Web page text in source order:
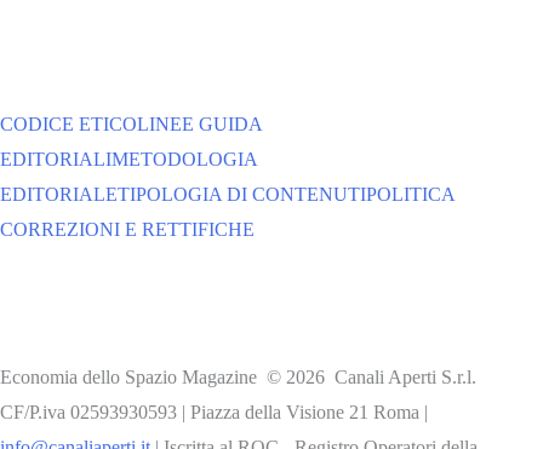
CODICE ETICOLINEE GUIDA
EDITORIALIMETODOLOGIA
EDITORIALETIPOLOGIA DI CONTENUTIPOLITICA
CORREZIONI E RETTIFICHE
Economia dello Spazio Magazine © 2026 Canali Aperti S.r.l.
CF/P.iva 02593930593 | Piazza della Visione 21 Roma |